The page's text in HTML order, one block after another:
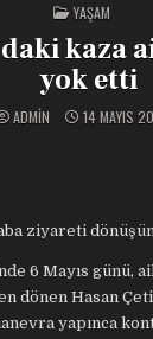
POSTED
IN
YAŞAM
kaza
yok etti
ADMIN 14 MAYIS
ziyareti
6 Mayıs günü,
dönen Hasan
yapınca